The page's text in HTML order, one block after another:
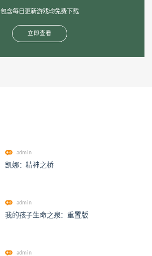
包含每日更新游戏均免费下载
立即查看
admin
凯娜：精神之桥
admin
我的孩子生命之泉：重置版
admin